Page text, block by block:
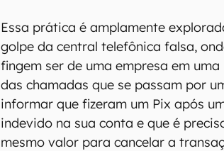
Essa prática é amplamente
golpe da central telefônica falsa,
fingem ser de uma empresa em
das chamadas que se passam por
informar que fizeram um Pix após
indevido na sua conta e que é
mesmo valor para cancelar a